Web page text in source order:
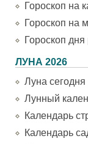
Гороскоп на
Гороскоп на
Гороскоп
ЛУНА 2026
Луна сегодня
Лунный
Календарь
Календарь